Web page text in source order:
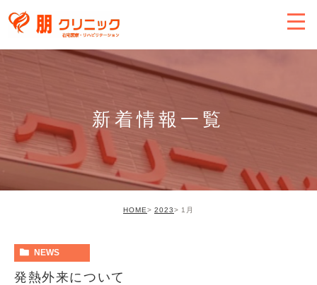
新着情報一覧
HOME 2023 1月
NEWS
発熱外来について